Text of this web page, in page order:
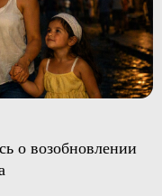
о возобновлении